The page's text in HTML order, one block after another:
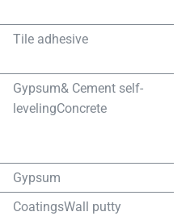
Tile adhesive
Gypsum& Cement self-
levelingConcrete
Gypsum
CoatingsWall putty